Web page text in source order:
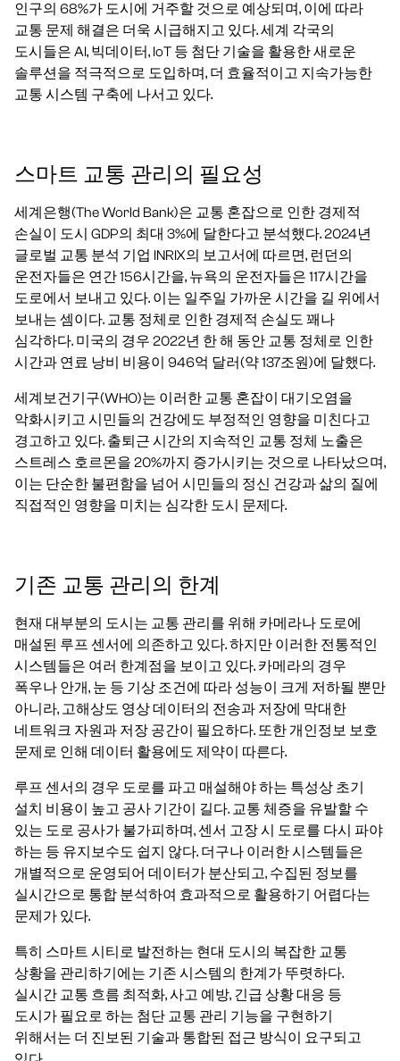
인구의 68%가 도시에 거주할 것으로 예상되며, 이에 따라
교통 문제 해결은 더욱 시급해지고 있다. 세계 각국의
도시들은 AI, 빅데이터, IoT 등 첨단 기술을 활용한 새로운
솔루션을 적극적으로 도입하며, 더 효율적이고 지속가능한
교통 시스템 구축에 나서고 있다.
스마트 교통 관리의 필요성
세계은행(The World Bank)은 교통 혼잡으로 인한 경제적
손실이 도시 GDP의 최대 3%에 달한다고 분석했다. 2024년
글로벌 교통 분석 기업 INRIX의 보고서에 따르면, 런던의
운전자들은 연간 156시간을, 뉴욕의 운전자들은 117시간을
도로에서 보내고 있다. 이는 일주일 가까운 시간을 길 위에서
보내는 셈이다. 교통 정체로 인한 경제적 손실도 꽤나
심각하다. 미국의 경우 2022년 한 해 동안 교통 정체로 인한
시간과 연료 낭비 비용이 946억 달러(약 137조원)에 달했다.
세계보건기구(WHO)는 이러한 교통 혼잡이 대기오염을
악화시키고 시민들의 건강에도 부정적인 영향을 미친다고
경고하고 있다. 출퇴근 시간의 지속적인 교통 정체 노출은
스트레스 호르몬을 20%까지 증가시키는 것으로 나타났으며,
이는 단순한 불편함을 넘어 시민들의 정신 건강과 삶의 질에
직접적인 영향을 미치는 심각한 도시 문제다.
기존 교통 관리의 한계
현재 대부분의 도시는 교통 관리를 위해 카메라나 도로에
매설된 루프 센서에 의존하고 있다. 하지만 이러한 전통적인
시스템들은 여러 한계점을 보이고 있다. 카메라의 경우
폭우나 안개, 눈 등 기상 조건에 따라 성능이 크게 저하될 뿐만
아니라, 고해상도 영상 데이터의 전송과 저장에 막대한
네트워크 자원과 저장 공간이 필요하다. 또한 개인정보 보호
문제로 인해 데이터 활용에도 제약이 따른다.
루프 센서의 경우 도로를 파고 매설해야 하는 특성상 초기
설치 비용이 높고 공사 기간이 길다. 교통 체증을 유발할 수
있는 도로 공사가 불가피하며, 센서 고장 시 도로를 다시 파야
하는 등 유지보수도 쉽지 않다. 더구나 이러한 시스템들은
개별적으로 운영되어 데이터가 분산되고, 수집된 정보를
실시간으로 통합 분석하여 효과적으로 활용하기 어렵다는
문제가 있다.
특히 스마트 시티로 발전하는 현대 도시의 복잡한 교통
상황을 관리하기에는 기존 시스템의 한계가 뚜렷하다.
실시간 교통 흐름 최적화, 사고 예방, 긴급 상황 대응 등
도시가 필요로 하는 첨단 교통 관리 기능을 구현하기
위해서는 더 진보된 기술과 통합된 접근 방식이 요구되고